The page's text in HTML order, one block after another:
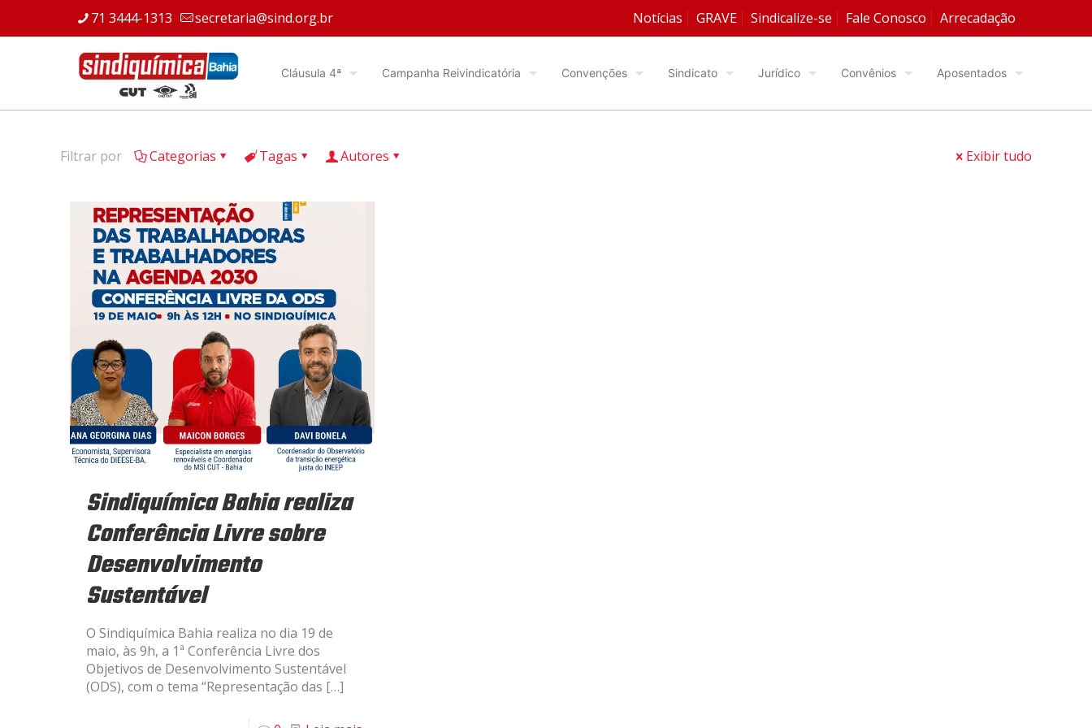
71 3444-1313 secretaria@sind.org.br Notícias GRAVE Sindicalize-se Fale Conosco Arrecadação
Cláusula 4ª Campanha Reivindicatória Convenções Sindicato Jurídico Convênios Aposentados
Filtrar por Categorias Tagas Autores Exibir tudo
Sindiquímica Bahia realiza
Conferência Livre sobre
Desenvolvimento
Sustentável
O Sindiquímica Bahia realiza no dia 19 de
maio, às 9h, a 1ª Conferência Livre dos
Objetivos de Desenvolvimento Sustentável
(ODS), com o tema “Representação das […]